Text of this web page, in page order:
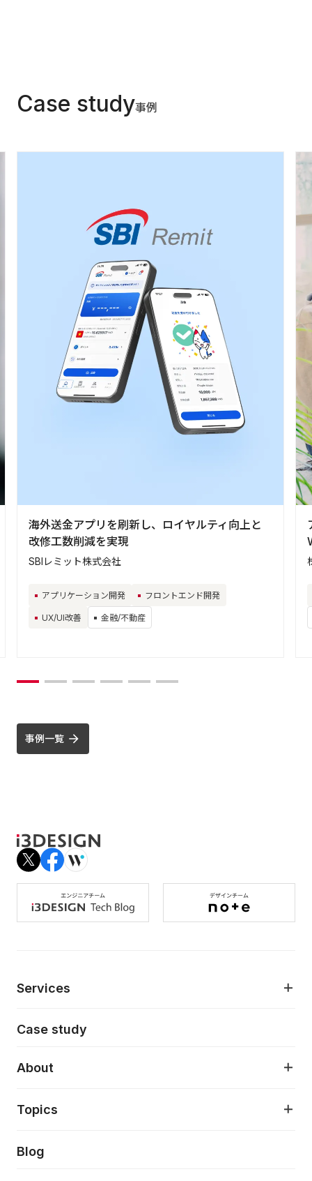
Case study事例
海外送金アプリを刷新し、ロイヤルティ向上と
改修工数削減を実現
SBIレミット株式会社
アプリケーション開発 フロントエンド開発
UX/UI改善 金融/不動産
事例一覧
Services
AI駆動開発支援
モダナイゼーション
Case study
About
About
Topics
Press release
Blog